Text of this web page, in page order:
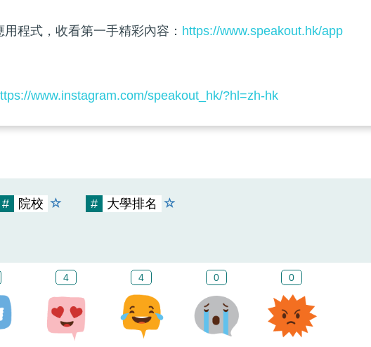
程式，收看第一手精彩內容： https://www.speakout.hk/app
www.instagram.com/speakout_hk/?hl=zh-hk
# 院校 # 大學排名
4 4 0 0